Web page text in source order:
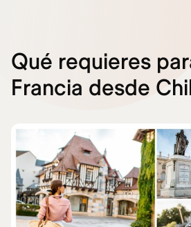
Qué requieres
Francia desde